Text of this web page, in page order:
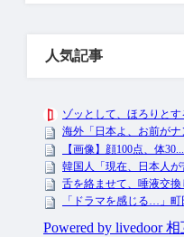
人気記事